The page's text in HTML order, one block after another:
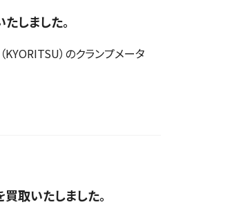
しました。
）のクランプメータ
取いたしました。